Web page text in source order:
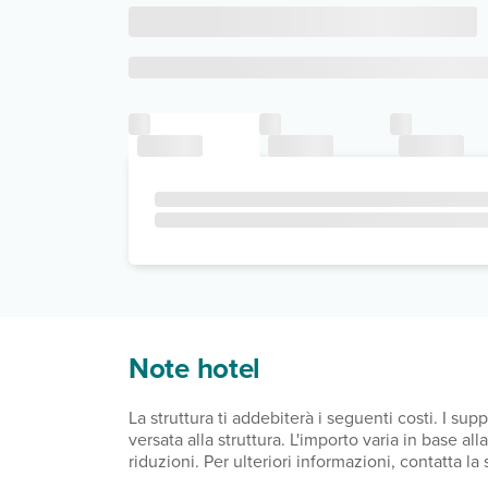
Note hotel
La struttura ti addebiterà i seguenti costi. I
versata alla struttura. L'importo varia in base
riduzioni. Per ulteriori informazioni, contatta